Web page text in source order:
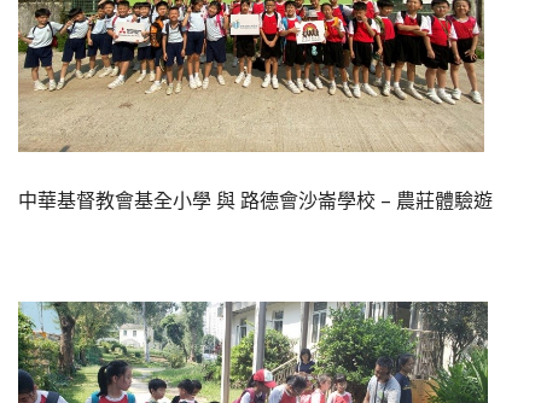
中華基督教會基全小學 與 路德會沙崙學校 – 農莊體驗遊